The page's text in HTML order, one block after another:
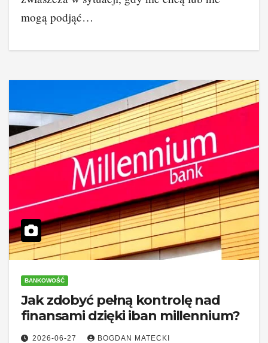
mogą podjąć…
BANKOWOŚĆ
Jak zdobyć pełną kontrolę nad
finansami dzięki iban millennium?
2026-06-27 BOGDAN MATECKI